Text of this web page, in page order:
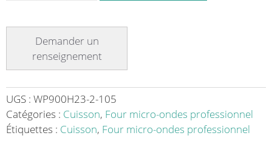
micro-
ondes
semi-
23
L
900
UGS : WP900H23-2-105
Catégories : Cuisson, Four micro-ondes professionnel
Étiquettes : Cuisson, Four micro-ondes professionnel